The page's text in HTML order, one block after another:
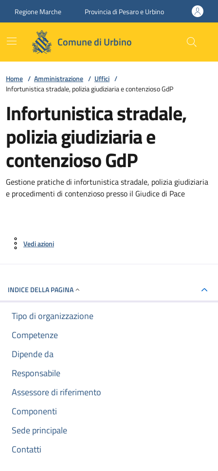
Regione Marche Provincia di Pesaro e Urbino
Comune di Urbino
Home / Amministrazione / Uffici /
Infortunistica stradale, polizia giudiziaria e contenzioso GdP
Infortunistica stradale,
polizia giudiziaria e
contenzioso GdP
Gestione pratiche di infortunistica stradale, polizia giudiziaria
e procedimenti di contenzioso presso il Giudice di Pace
Vedi azioni
INDICE DELLA PAGINA
Tipo di organizzazione
Competenze
Dipende da
Responsabile
Assessore di riferimento
Componenti
Sede principale
Contatti